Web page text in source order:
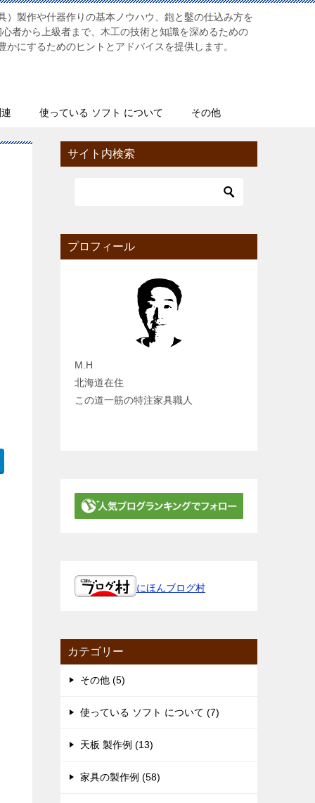
）製作や什器作りの基本ノウハウ、鉋と鑿の仕込み方を
者から上級者まで、木工の技術と知識を深めるための
にするためのヒントとアドバイスを提供します。
使っている ソフト について その他
サイト内検索
プロフィール
M.H
北海道在住
この道一筋の特注家具職人
にほんブログ村
カテゴリー
その他 (5)
使っている ソフト について (7)
天板 製作例 (13)
家具の製作例 (58)